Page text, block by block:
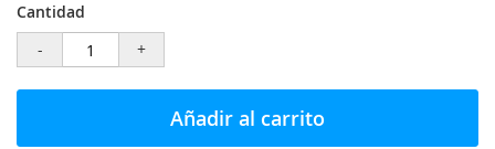
Cantidad
-
+
Añadir al carrito